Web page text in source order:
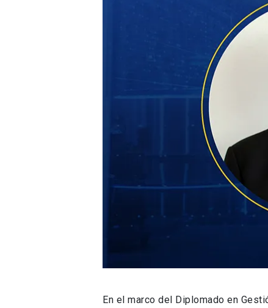
En el marco del Diplomado en